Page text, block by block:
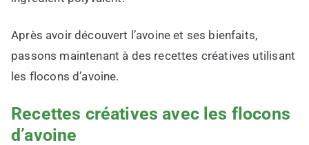
Après avoir découvert l’avoine et ses bienfaits,
passons maintenant à des recettes créatives utilisant
les flocons d’avoine.
Recettes créatives avec les flocons
d’avoine